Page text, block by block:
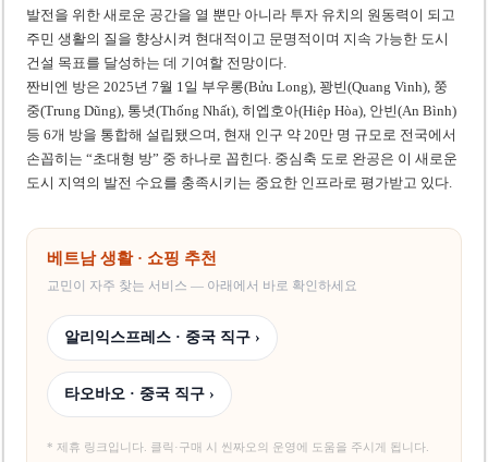
발전을 위한 새로운 공간을 열 뿐만 아니라 투자 유치의 원동력이 되고
주민 생활의 질을 향상시켜 현대적이고 문명적이며 지속 가능한 도시
건설 목표를 달성하는 데 기여할 전망이다.
짠비엔 방은 2025년 7월 1일 부우롱(Bửu Long), 꽝빈(Quang Vinh), 쭝
중(Trung Dũng), 통녓(Thống Nhất), 히엡호아(Hiệp Hòa), 안빈(An Bình)
등 6개 방을 통합해 설립됐으며, 현재 인구 약 20만 명 규모로 전국에서
손꼽히는 “초대형 방” 중 하나로 꼽힌다. 중심축 도로 완공은 이 새로운
도시 지역의 발전 수요를 충족시키는 중요한 인프라로 평가받고 있다.
베트남 생활 · 쇼핑 추천
교민이 자주 찾는 서비스 — 아래에서 바로 확인하세요
알리익스프레스 · 중국 직구 ›
타오바오 · 중국 직구 ›
* 제휴 링크입니다. 클릭·구매 시 씬짜오의 운영에 도움을 주시게 됩니다.